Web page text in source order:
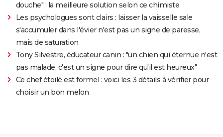
douche" : la meilleure solution selon ce chimiste
Les psychologues sont clairs : laisser la vaisselle sale
s'accumuler dans l'évier n'est pas un signe de paresse,
mais de saturation
Tony Silvestre, éducateur canin : "un chien qui éternue n'est
pas malade, c'est un signe pour dire qu'il est heureux"
Ce chef étoilé est formel : voici les 3 détails à vérifier pour
choisir un bon melon